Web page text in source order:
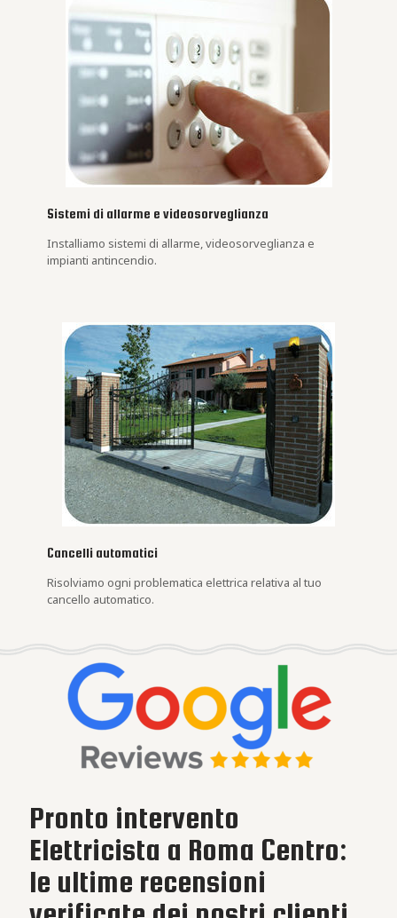
Sistemi di allarme e videosorveglianza
Installiamo sistemi di allarme, videosorveglianza e
impianti antincendio.
Cancelli automatici
Risolviamo ogni problematica elettrica relativa al tuo
cancello automatico.
Pronto intervento
Elettricista a Roma Centro:
le ultime recensioni